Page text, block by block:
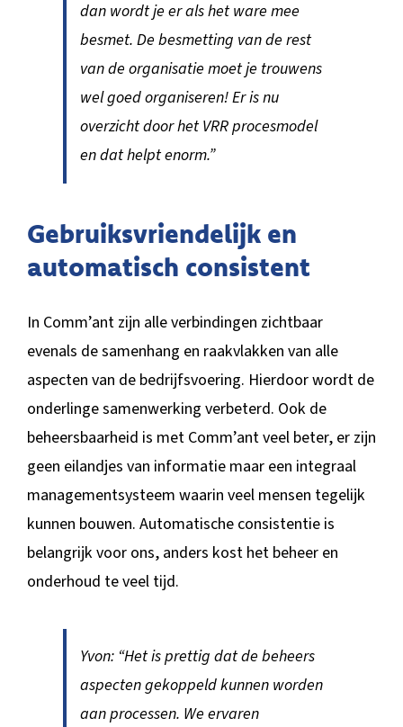
dan wordt je er als het ware mee
besmet. De besmetting van de rest
van de organisatie moet je trouwens
wel goed organiseren! Er is nu
overzicht door het VRR procesmodel
en dat helpt enorm.”
Gebruiksvriendelijk en
automatisch consistent
In Comm’ant zijn alle verbindingen zichtbaar
evenals de samenhang en raakvlakken van alle
aspecten van de bedrijfsvoering. Hierdoor wordt de
onderlinge samenwerking verbeterd. Ook de
beheersbaarheid is met Comm’ant veel beter, er zijn
geen eilandjes van informatie maar een integraal
managementsysteem waarin veel mensen tegelijk
kunnen bouwen. Automatische consistentie is
belangrijk voor ons, anders kost het beheer en
onderhoud te veel tijd.
Yvon: “Het is prettig dat de beheers
aspecten gekoppeld kunnen worden
aan processen. We ervaren